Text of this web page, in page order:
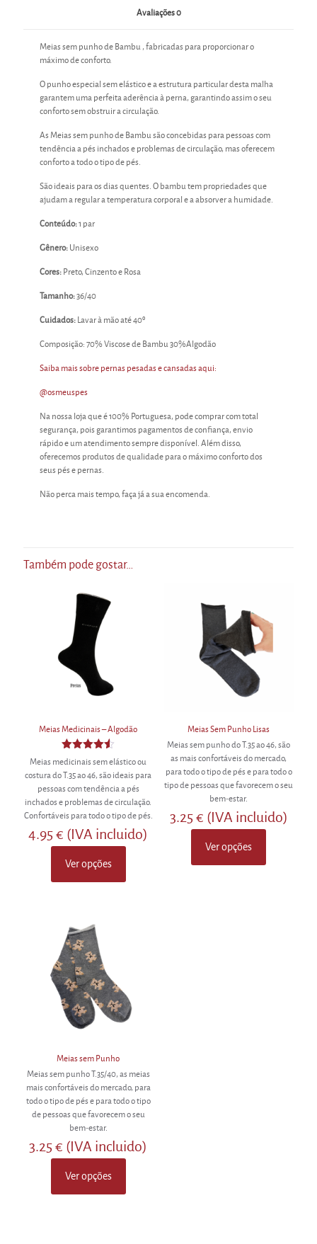
Avaliações0
Meias sem punho de Bambu , fabricadas para proporcionar o
máximo de conforto.
O punho especial sem elástico e a estrutura particular desta malha
garantem uma perfeita aderência à perna, garantindo assim o seu
conforto sem obstruir a circulação.
As Meias sem punho de Bambu são concebidas para pessoas com
tendência a pés inchados e problemas de circulação, mas oferecem
conforto a todo o tipo de pés.
São ideais para os dias quentes. O bambu tem propriedades que
ajudam a regular a temperatura corporal e a absorver a humidade.
Conteúdo:1 par
Gênero: Unisexo
Cores: Preto, Cinzento e Rosa
Tamanho:36/40
Cuidados: Lavar à mão até 40º
Composição: 70% Viscose de Bambu 30%Algodão
Saiba mais sobre pernas pesadas e cansadas aqui:
@osmeuspes
Na nossa loja que é 100% Portuguesa, pode comprar com total
segurança, pois garantimos pagamentos de confiança, envio
rápido e um atendimento sempre disponível. Além disso,
oferecemos produtos de qualidade para o máximo conforto dos
seus pés e pernas.
Não perca mais tempo, faça já a sua encomenda.
Também pode gostar…
Meias Medicinais – Algodão
Avaliação
4.50
de 5
Meias medicinais sem elástico ou
costura do T.35 ao 46, são ideais para
pessoas com tendência a pés
inchados e problemas de circulação.
Confortáveis para todo o tipo de pés.
4.95€ (IVA incluido)
Ver opções
product
options
may
be
chosen
product
Meias Sem Punho Lisas
Meias sem punho do T.35 ao 46, são
as mais confortáveis do mercado,
para todo o tipo de pés e para todo o
tipo de pessoas que favorecem o seu
bem-estar.
3.25€ (IVA incluido)
Ver opções
product
Meias sem Punho
Meias sem punho T.35/40, as meias
mais confortáveis do mercado, para
todo o tipo de pés e para todo o tipo
de pessoas que favorecem o seu
bem-estar.
3.25€ (IVA incluido)
Ver opções
product